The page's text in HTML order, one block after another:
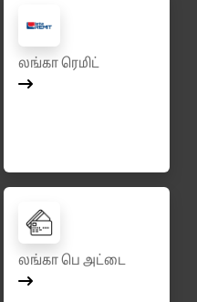
லங்கா ரெமிட்
லங்கா பெ அட்டை